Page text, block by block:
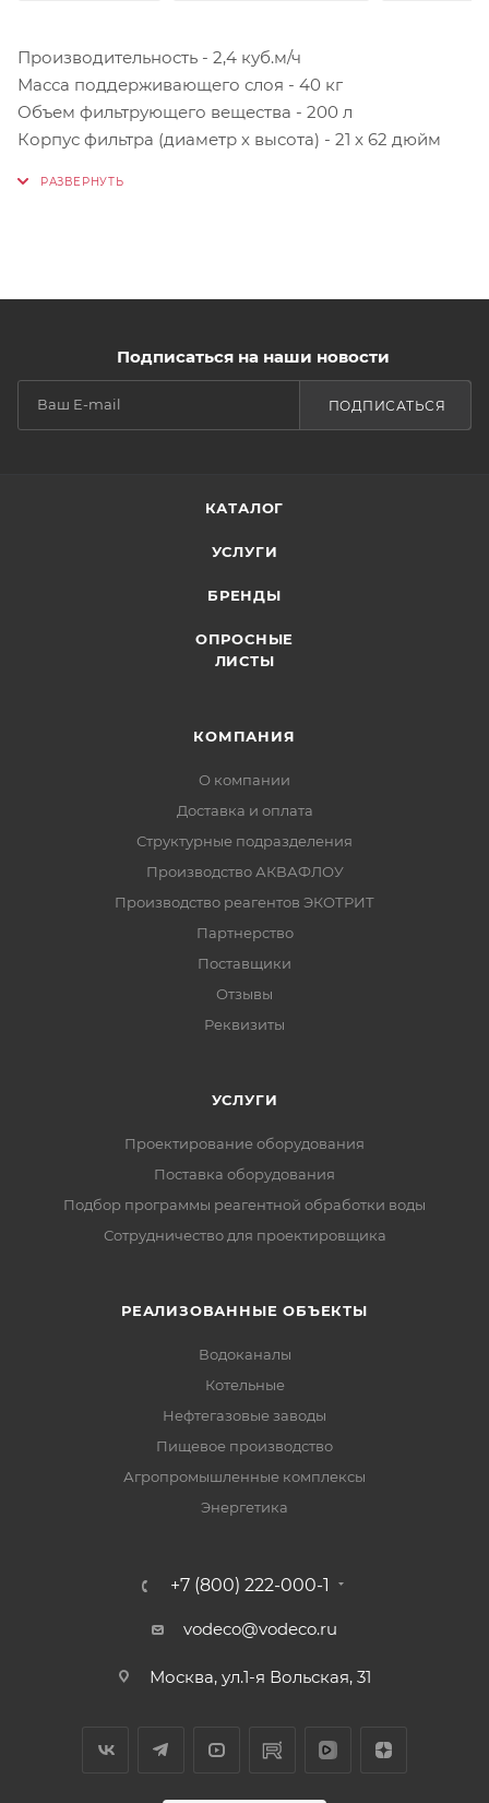
Производительность - 2,4 куб.м/ч
Масса поддерживающего слоя - 40 кг
Объем фильтрующего вещества - 200 л
Корпус фильтра (диаметр х высота) - 21 x 62 дюйм
Подписаться на наши новости
ПОДПИСАТЬСЯ
КАТАЛОГ
УСЛУГИ
БРЕНДЫ
ОПРОСНЫЕ
ЛИСТЫ
КОМПАНИЯ
О компании
Доставка и оплата
Структурные подразделения
Производство АКВАФЛОУ
Производство реагентов ЭКОТРИТ
Партнерство
Поставщики
Отзывы
Реквизиты
УСЛУГИ
Проектирование оборудования
Поставка оборудования
Подбор программы реагентной обработки воды
Сотрудничество для проектировщика
РЕАЛИЗОВАННЫЕ ОБЪЕКТЫ
Водоканалы
Котельные
Нефтегазовые заводы
Пищевое производство
Агропромышленные комплексы
Энергетика
+7 (800) 222-000-1
vodeco@vodeco.ru
Москва, ул.1-я Вольская, 31